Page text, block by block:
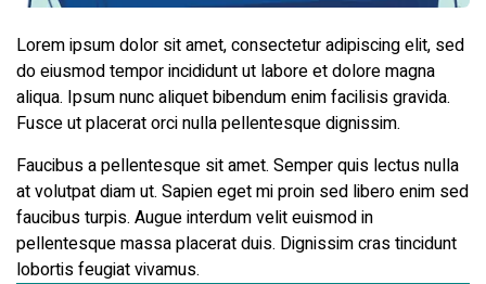
Lorem ipsum dolor sit amet, consectetur adipiscing elit, sed
do eiusmod tempor incididunt ut labore et dolore magna
aliqua. Ipsum nunc aliquet bibendum enim facilisis gravida.
Fusce ut placerat orci nulla pellentesque dignissim.
Faucibus a pellentesque sit amet. Semper quis lectus nulla
at volutpat diam ut. Sapien eget mi proin sed libero enim sed
faucibus turpis. Augue interdum velit euismod in
pellentesque massa placerat duis. Dignissim cras tincidunt
lobortis feugiat vivamus.